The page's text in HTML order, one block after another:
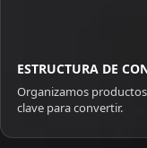
ESTRUCTURA DE
Organizamos
clave para convertir.